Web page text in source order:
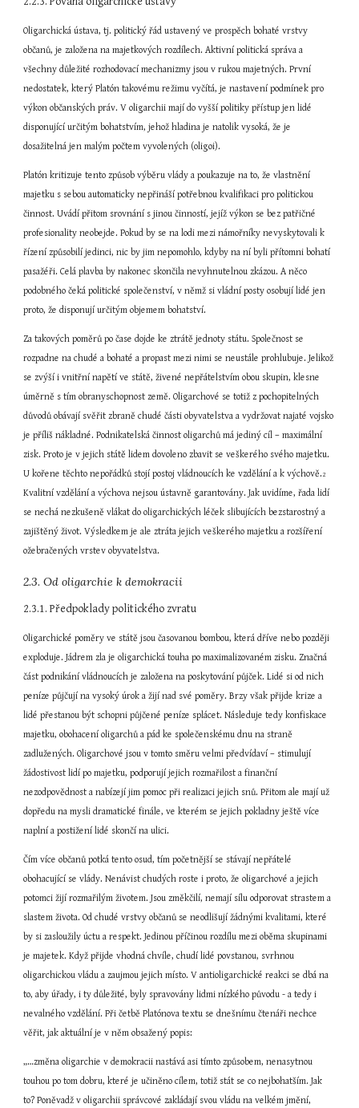
Oligarchická ústava, tj. politický řád ustavený ve prospěch bohaté vrstvy
občanů, je založena na majetkových rozdílech. Aktivní politická správa a
všechny důležité rozhodovací mechanizmy jsou v rukou majetných. První
nedostatek, který Platón takovému režimu vyčítá, je nastavení podmínek pro
výkon občanských práv. V oligarchii mají do vyšší politiky přístup jen lidé
disponující určitým bohatstvím, jehož hladina je natolik vysoká, že je
dosažitelná jen malým počtem vyvolených (oligoi).
Platón kritizuje tento způsob výběru vlády a poukazuje na to, že vlastnění
majetku s sebou automaticky nepřináší potřebnou kvalifikaci pro politickou
činnost. Uvádí přitom srovnání s jinou činností, jejíž výkon se bez patřičné
profesionality neobejde. Pokud by se na lodi mezi námořníky nevyskytovali k
řízení způsobilí jedinci, nic by jim nepomohlo, kdyby na ní byli přítomni bohatí
pasažéři. Celá plavba by nakonec skončila nevyhnutelnou zkázou. A něco
podobného čeká politické společenství, v němž si vládní posty osobují lidé jen
proto, že disponují určitým objemem bohatství.
Za takových poměrů po čase dojde ke ztrátě jednoty státu. Společnost se
rozpadne na chudé a bohaté a propast mezi nimi se neustále prohlubuje. Jelikož
se zvýší i vnitřní napětí ve státě, živené nepřátelstvím obou skupin, klesne
úměrně s tím obranyschopnost země. Oligarchové se totiž z pochopitelných
důvodů obávají svěřit zbraně chudé části obyvatelstva a vydržovat najaté vojsko
je příliš nákladné. Podnikatelská činnost oligarchů má jediný cíl – maximální
zisk. Proto je v jejich státě lidem dovoleno zbavit se veškerého svého majetku.
U kořene těchto nepořádků stojí postoj vládnoucích ke vzdělání a k výchově.2
Kvalitní vzdělání a výchova nejsou ústavně garantovány. Jak uvidíme, řada lidí
se nechá nezkušeně vlákat do oligarchických léček slibujících bezstarostný a
zajištěný život. Výsledkem je ale ztráta jejich veškerého majetku a rozšíření
ožebračených vrstev obyvatelstva.
2.3. Od oligarchie k demokracii
2.3.1. Předpoklady politického zvratu
Oligarchické poměry ve státě jsou časovanou bombou, která dříve nebo později
exploduje. Jádrem zla je oligarchická touha po maximalizovaném zisku. Značná
část podnikání vládnoucích je založena na poskytování půjček. Lidé si od nich
peníze půjčují na vysoký úrok a žijí nad své poměry. Brzy však přijde krize a
lidé přestanou být schopni půjčené peníze splácet. Následuje tedy konfiskace
majetku, obohacení oligarchů a pád ke společenskému dnu na straně
zadlužených. Oligarchové jsou v tomto směru velmi předvídaví – stimulují
žádostivost lidí po majetku, podporují jejich rozmařilost a finanční
nezodpovědnost a nabízejí jim pomoc při realizaci jejich snů. Přitom ale mají už
dopředu na mysli dramatické finále, ve kterém se jejich pokladny ještě více
naplní a postižení lidé skončí na ulici.
Čím více občanů potká tento osud, tím početnější se stávají nepřátelé
obohacující se vlády. Nenávist chudých roste i proto, že oligarchové a jejich
potomci žijí rozmařilým životem. Jsou změkčilí, nemají sílu odporovat strastem a
slastem života. Od chudé vrstvy občanů se neodlišují žádnými kvalitami, které
by si zasloužily úctu a respekt. Jedinou příčinou rozdílu mezi oběma skupinami
je majetek. Když přijde vhodná chvíle, chudí lidé povstanou, svrhnou
oligarchickou vládu a zaujmou jejich místo. V antioligarchické reakci se dbá na
to, aby úřady, i ty důležité, byly spravovány lidmi nízkého původu - a tedy i
nevalného vzdělání. Při četbě Platónova textu se dnešnímu čtenáři nechce
věřit, jak aktuální je v něm obsažený popis:
„…změna oligarchie v demokracii nastává asi tímto způsobem, nenasytnou
touhou po tom dobru, které je učiněno cílem, totiž stát se co nejbohatším. Jak
to? Poněvadž v oligarchii správcové zakládají svou vládu na velkém jmění,